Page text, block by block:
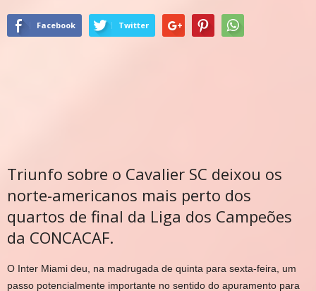
Facebook Twitter
Triunfo sobre o Cavalier SC deixou os
norte-americanos mais perto dos
quartos de final da Liga dos Campeões
da CONCACAF.
O Inter Miami deu, na madrugada de quinta para sexta-feira, um
passo potencialmente importante no sentido do apuramento para